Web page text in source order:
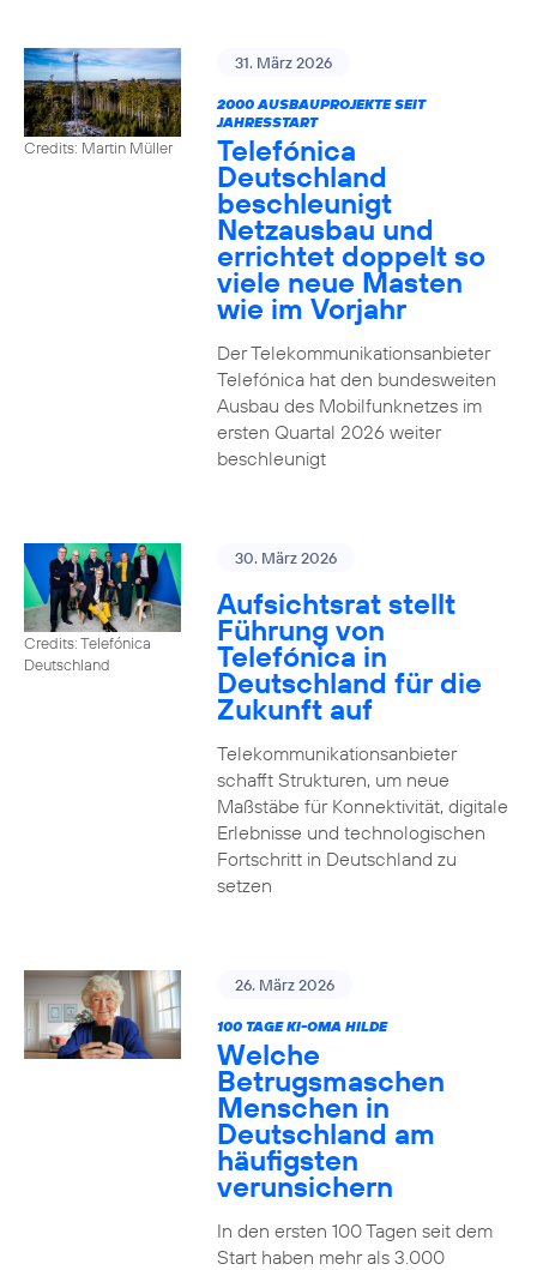
Credits: Martin Müller
31. März 2026
2000 AUSBAUPROJEKTE SEIT
JAHRESSTART
Telefónica
Deutschland
beschleunigt
Netzausbau und
errichtet doppelt so
viele neue Masten
wie im Vorjahr
Der Telekommunikationsanbieter
Telefónica hat den bundesweiten
Ausbau des Mobilfunknetzes im
ersten Quartal 2026 weiter
beschleunigt
Credits: Telefónica
Deutschland
30. März 2026
Aufsichtsrat stellt
Führung von
Telefónica in
Deutschland für die
Zukunft auf
Telekommunikationsanbieter
schafft Strukturen, um neue
Maßstäbe für Konnektivität, digitale
Erlebnisse und technologischen
Fortschritt in Deutschland zu
setzen
26. März 2026
100 TAGE KI-OMA HILDE
Welche
Betrugsmaschen
Menschen in
Deutschland am
häufigsten
verunsichern
In den ersten 100 Tagen seit dem
Start haben mehr als 3.000